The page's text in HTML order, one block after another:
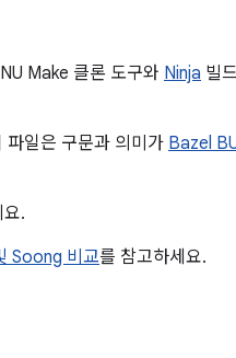
Make 클론 도구와 Ninja 빌
파일은 구문과 의미가 Bazel
.
Soong 비교를 참고하세요.